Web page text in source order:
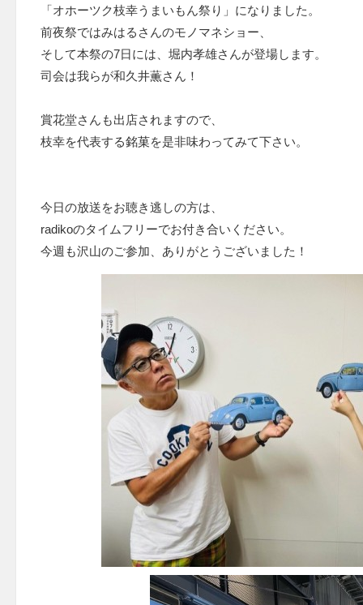
「オホーツク枝幸うまいもん祭り」になりました。
前夜祭ではみはるさんのモノマネショー、
そして本祭の7日には、堀内孝雄さんが登場します。
司会は我らが和久井薫さん！
賞花堂さんも出店されますので、
枝幸を代表する銘菓を是非味わってみて下さい。
今日の放送をお聴き逃しの方は、
radikoのタイムフリーでお付き合いください。
今週も沢山のご参加、ありがとうございました！